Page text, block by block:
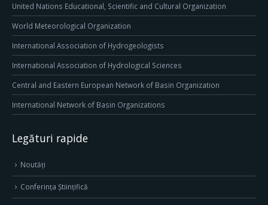
United Nations Educational, Scientific and Cultural Organization
World Meteorological Organization
International Association of Hydrogeologists
International Association of Hydrological Sciences
Central and Eastern European Network of Basin Organization
International Network of Basin Organizations
Legături rapide
Noutăți
Conferința Științifică